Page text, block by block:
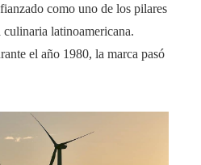
como uno de los pilares
latinoamericana.
el año 1980, la marca pasó